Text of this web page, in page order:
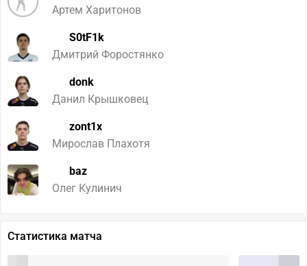
Артем Харитонов
S0tF1k
Дмитрий Форостянко
donk
Данил Крышковец
zont1x
Мирослав Плахотя
baz
Олег Кулинич
Статистика матча